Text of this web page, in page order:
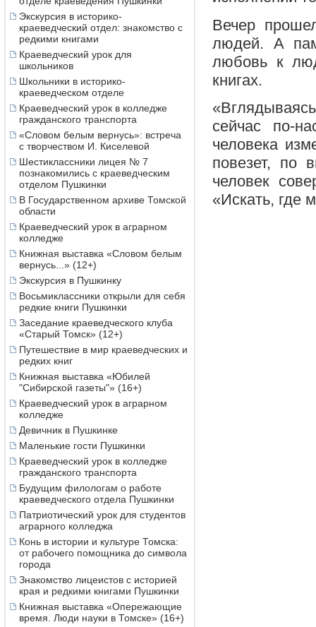
Экскурсия в историко-
краеведческий отдел: знакомство с
редкими книгами
Краеведческий урок для
школьников
Школьники в историко-
краеведческом отделе
Краеведческий урок в колледже
гражданского транспорта
«Словом белым вернусь»: встреча
с творчеством И. Киселевой
Шестиклассники лицея № 7
познакомились с краеведческим
отделом Пушкинки
В Государственном архиве Томской
области
Краеведческий урок в аграрном
колледже
Книжная выставка «Словом белым
вернусь...» (12+)
Экскурсия в Пушкинку
Восьмиклассники открыли для себя
редкие книги Пушкинки
Заседание краеведческого клуба
«Старый Томск» (12+)
Путешествие в мир краеведческих и
редких книг
Книжная выставка «Юбилей
"Сибирской газеты"» (16+)
Краеведческий урок в аграрном
колледже
Девичник в Пушкинке
Маленькие гости Пушкинки
Краеведческий урок в колледже
гражданского транспорта
Будущим филологам о работе
краеведческого отдела Пушкинки
Патриотический урок для студентов
аграрного колледжа
Конь в истории и культуре Томска:
от рабочего помощника до символа
города
Знакомство лицеистов с историей
края и редкими книгами Пушкинки
Книжная выставка «Опережающие
время. Люди науки в Томске» (16+)
Вечер
людей. А
любовь к
книгах.
сейчас по-
человека
повезет, по
человек
«Искать, где